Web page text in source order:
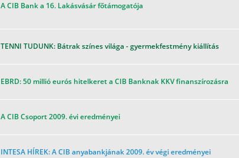
A CIB Bank a 16. Lakásvásár főtámogatója
TENNI TUDUNK: Bátrak színes világa - gyermekfestmény kiállítás
EBRD: 50 millió eurós hitelkeret a CIB Banknak KKV finanszírozásra
A CIB Csoport 2009. évi eredményei
INTESA HÍREK: A CIB anyabankjának 2009. év végi eredményei